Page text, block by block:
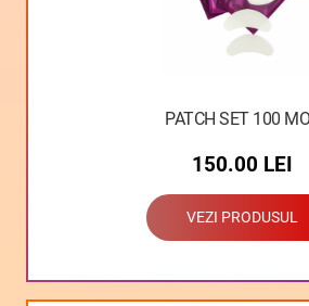
PATCH SET 100
150.00 LEI
VEZI PRODUSUL